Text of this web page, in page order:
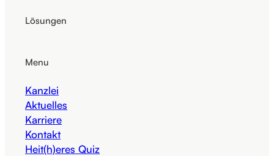
Lösungen
Menu
Kanzlei
Aktuelles
Karriere
Kontakt
Heit(h)eres Quiz